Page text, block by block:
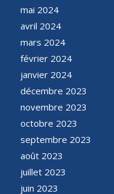
mai 2024
avril 2024
mars 2024
février 2024
janvier 2024
décembre 2023
novembre 2023
octobre 2023
septembre 2023
août 2023
juillet 2023
juin 2023